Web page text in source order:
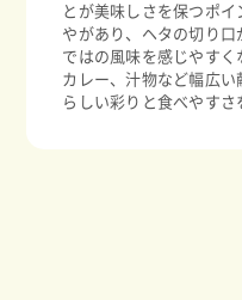
とが美味しさを保つポ
やがあり、ヘタの切り口
ではの風味を感じやすく
カレー、汁物など幅広
らしい彩りと食べやすさ